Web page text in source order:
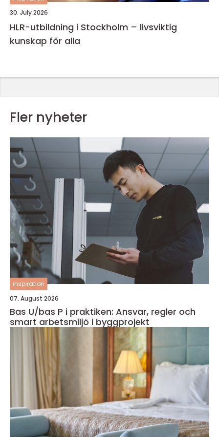
30. July 2026
HLR-utbildning i Stockholm – livsviktig
kunskap för alla
Fler nyheter
inspiration
07. August 2026
Bas U/bas P i praktiken: Ansvar, regler och
smart arbetsmiljö i byggprojekt